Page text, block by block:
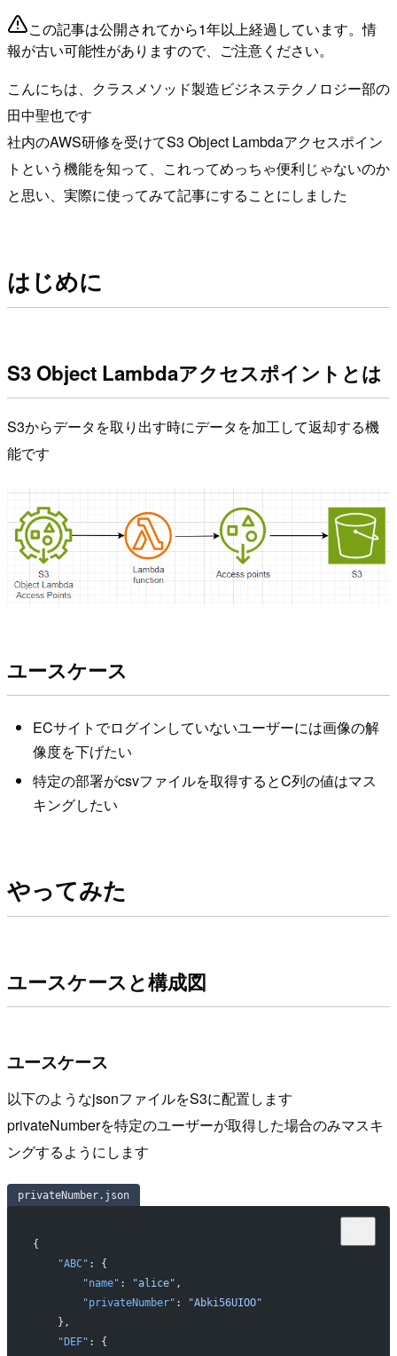
この記事は公開されてから1年以上経過しています。情
報が古い可能性がありますので、ご注意ください。
こんにちは、クラスメソッド製造ビジネステクノロジー部の
田中聖也です
社内のAWS研修を受けてS3 Object Lambdaアクセスポイン
トという機能を知って、これってめっちゃ便利じゃないのか
と思い、実際に使ってみて記事にすることにしました
はじめに
S3 Object Lambdaアクセスポイントとは
S3からデータを取り出す時にデータを加工して返却する機
能です
ユースケース
ECサイトでログインしていないユーザーには画像の解
像度を下げたい
特定の部署がcsvファイルを取得するとC列の値はマス
キングしたい
やってみた
ユースケースと構成図
ユースケース
以下のようなjsonファイルをS3に配置します
privateNumberを特定のユーザーが取得した場合のみマスキ
ングするようにします
privateNumber.json
{
    "ABC"
: {
        "name"
: "alice" ,
        "privateNumber"
:
"Abki56UIOO"
    },
    "DEF"
: {